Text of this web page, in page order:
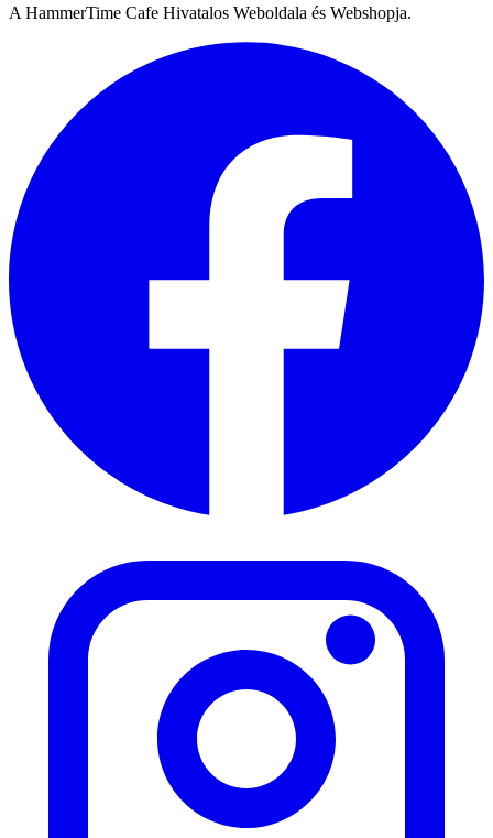
A HammerTime Cafe Hivatalos Weboldala és Webshopja.